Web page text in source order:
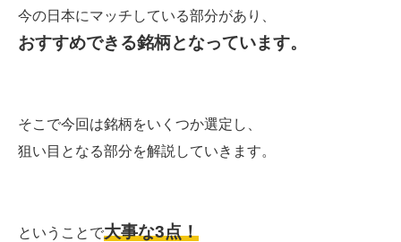
今の日本にマッチしている部分があり、
おすすめできる銘柄となっています。
そこで今回は銘柄をいくつか選定し、
狙い目となる部分を解説していきます。
ということで大事な3点！